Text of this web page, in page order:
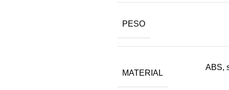
PESO
MATERIAL
ABS,